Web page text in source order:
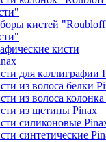
кистей
кисти
для каллиграфии
из волоса белки
из волоса
из щетины Pinax
силиконовые
синтетические